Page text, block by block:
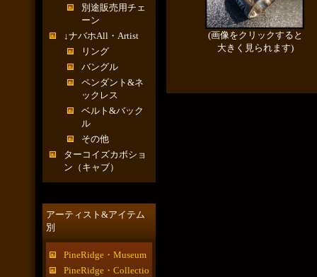
別途販売用チェ
ーン
↓ナバホAll・Artist
リング
バングル
ペンダント&ネ
ックレス
ベルト&バック
ル
その他
ターコイズカボショ
ン（キャブ）
アーティスト&アイテム
別
PineRidge・Museum
PineRidge・Collectio
(画像をクリックすると
大きく見られます)